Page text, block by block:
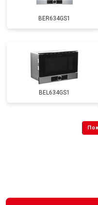
BER634GS1
BEL634GS1